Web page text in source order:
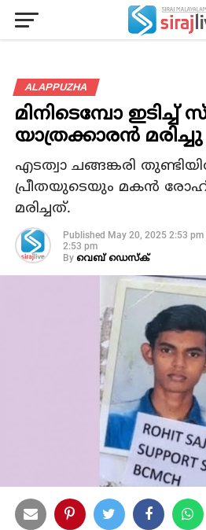
ALAPPUZHA
മിനിടെമ്പോ ഇടിച്ച്
യാത്രക്കാരന്‍ മരിച്ചു
എടത്വാ ചങ്ങങ്കരി
പ്രീതയുടെയും മകന്‍
മരിച്ചത്.
Published May 20, 2025 2:53 pm|
2:53 pm
By വെബ് ഡെസ്‌ക്